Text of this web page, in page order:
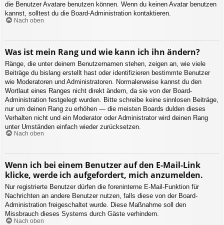
die Benutzer Avatare benutzen können. Wenn du keinen Avatar benutzen
kannst, solltest du die Board-Administration kontaktieren.
Nach oben
Was ist mein Rang und wie kann ich ihn ändern?
Ränge, die unter deinem Benutzernamen stehen, zeigen an, wie viele
Beiträge du bislang erstellt hast oder identifizieren bestimmte Benutzer
wie Moderatoren und Administratoren. Normalerweise kannst du den
Wortlaut eines Ranges nicht direkt ändern, da sie von der Board-
Administration festgelegt wurden. Bitte schreibe keine sinnlosen Beiträge,
nur um deinen Rang zu erhöhen — die meisten Boards dulden dieses
Verhalten nicht und ein Moderator oder Administrator wird deinen Rang
unter Umständen einfach wieder zurücksetzen.
Nach oben
Wenn ich bei einem Benutzer auf den E-Mail-Link
klicke, werde ich aufgefordert, mich anzumelden.
Nur registrierte Benutzer dürfen die foreninterne E-Mail-Funktion für
Nachrichten an andere Benutzer nutzen, falls diese von der Board-
Administration freigeschaltet wurde. Diese Maßnahme soll den
Missbrauch dieses Systems durch Gäste verhindern.
Nach oben